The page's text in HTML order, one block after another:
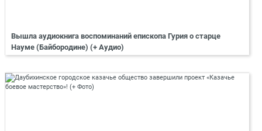
Вышла аудиокнига воспоминаний епископа Гурия о старце
Науме (Байбородине) (+ Аудио)